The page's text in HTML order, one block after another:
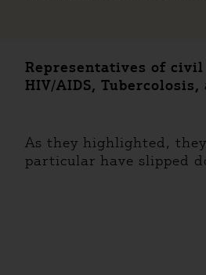
Representatives of
HIV/AIDS,
As they highlighted,
particular have slipped